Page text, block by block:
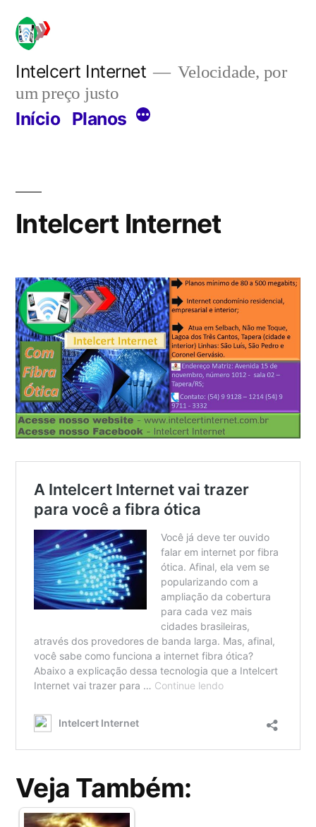
Pular
para
conteúdo
Intelcert Internet
Velocidade, por
um preço justo
Início Planos Mais
Intelcert Internet
Veja Também: